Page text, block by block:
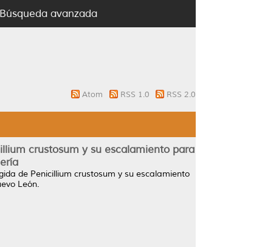
Búsqueda avanzada
Atom RSS 1.0 RSS 2.0
crustosum y su escalamiento para
de Penicillium crustosum y su escalamiento
León.